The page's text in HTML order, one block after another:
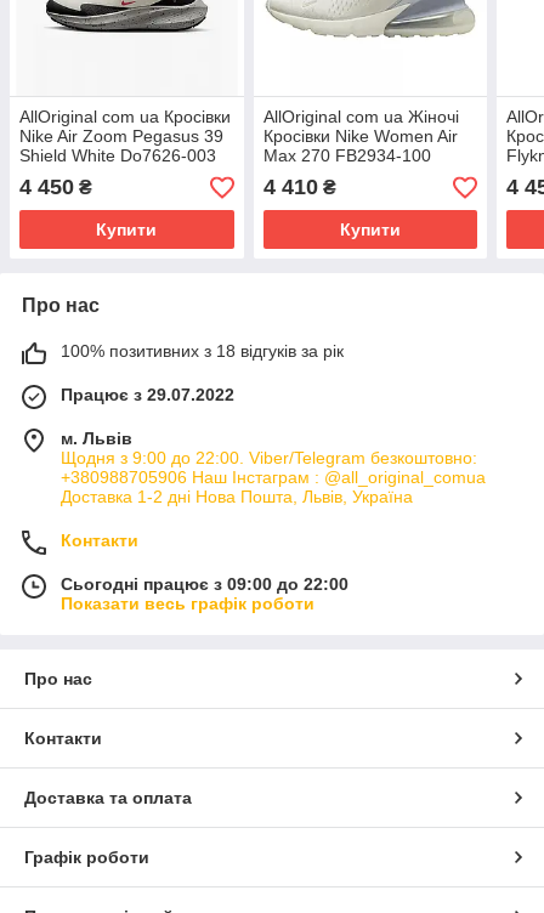
AllOriginal com ua Кросівки
Nike Air Zoom Pegasus 39
Shield White Do7626-003
(Оригінал) РОЗМІРИ
ЗАПИТУЙТЕ
4 450 ₴
Купити
AllOriginal com ua Жіночі
Кросівки Nike Women Air
Max 270 FB2934-100
(Оригінал) РОЗМІРИ
ЗАПИТУЙТЕ
4 410₴
Купити
4
Про нас
100% позитивних з 18 відгуків за рік
Працює з 29.07.2022
м. Львів
Щодня з 9:00 до 22:00. Viber/Telegram безкоштовно:
+380988705906 Наш Інстаграм : @all_original_comua
Доставка 1-2 дні Нова Пошта, Львів, Україна
Контакти
Сьогодні працює з 09:00 до 22:00
Показати весь графік роботи
Про нас
Контакти
Доставка та оплата
Графік роботи